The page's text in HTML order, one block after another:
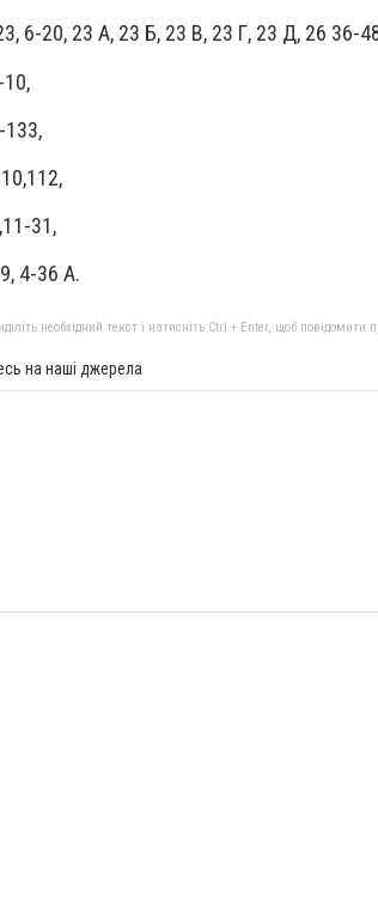
6-20, 23 А, 23 Б, 23 В, 23 Г, 23 Д, 26 36-
133,
31,
4-36 А.
необхідний текст і натисніть Ctrl + Enter, щоб повідомити
на наші джерела